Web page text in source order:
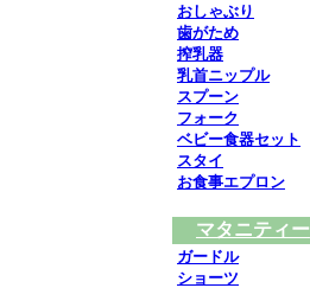
おしゃぶり
歯がため
搾乳器
乳首ニップル
スプーン
フォーク
ベビー食器セット
スタイ
お食事エプロン
マタニティー
ガードル
ショーツ